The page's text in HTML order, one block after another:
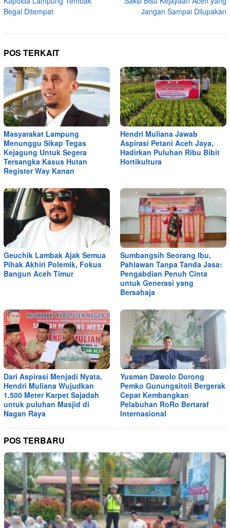
Begal Ditempat
Jangan Sampai Dilupakan
POS TERKAIT
Masyarakat Lampung
Menunggu Sikap Tegas
Kejagung Untuk Segera
Tersangka Kasus Hutan
Register Way Kanan
Hendri Muliana Jawab
Aspirasi Petani Aceh Jaya,
Hadirkan Puluhan Ribu Bibit
Hortikultura
Geuchik Lambak Ajak Semua
Pihak Akhiri Polemik, Fokus
Bangun Aceh Timur
Sumbangsih Seorang Ibu,
Pahlawan Tanpa Tanda Jasa:
Pengabdian Penuh Cinta
untuk Generasi yang
Bersahaja
Dari Aspirasi Menjadi Nyata,
Hendri Muliana Wujudkan
1.500 Meter Karpet Sajadah
untuk puluhan Masjid di
Nagan Raya
Yusman Dawolo Dorong
Pemko Gunungsitoli Bergerak
Cepat Kembangkan
Pelabuhan RoRo Bertaraf
Internasional
POS TERBARU